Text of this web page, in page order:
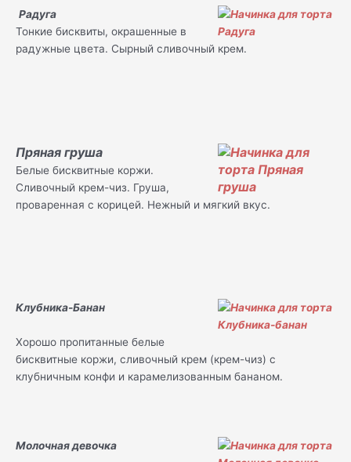
Радуга
Тонкие бисквиты, окрашенные в
радужные цвета. Сырный сливочный крем.
Пряная груша
Белые бисквитные коржи.
Сливочный крем-чиз. Груша,
проваренная с корицей. Нежный и мягкий вкус.
Клубника-Банан
Хорошо пропитанные белые
бисквитные коржи, сливочный крем (крем-чиз) с
клубничным конфи и карамелизованным бананом.
Молочная девочка